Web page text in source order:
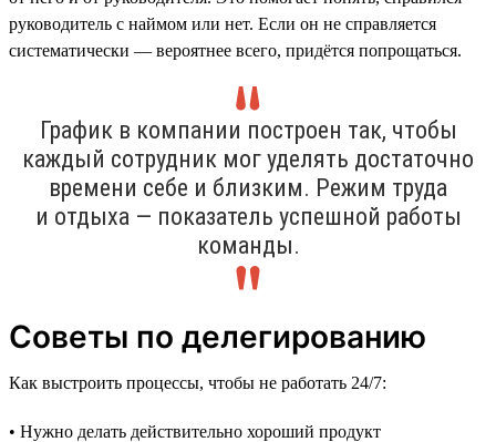
руководитель с наймом или нет. Если он не справляется
систематически — вероятнее всего, придётся попрощаться.
График в компании построен так, чтобы
каждый сотрудник мог уделять достаточно
времени себе и близким. Режим труда
и отдыха — показатель успешной работы
команды.
Советы по делегированию
Как выстроить процессы, чтобы не работать 24/7:
• Нужно делать действительно хороший продукт